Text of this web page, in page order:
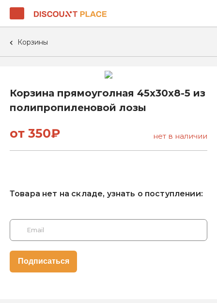
Корзины
Корзина прямоуголная 45х30х8-5 из
полипропиленовой лозы
от 350₽ нет в наличии
Товара нет на складе, узнать о поступлении: